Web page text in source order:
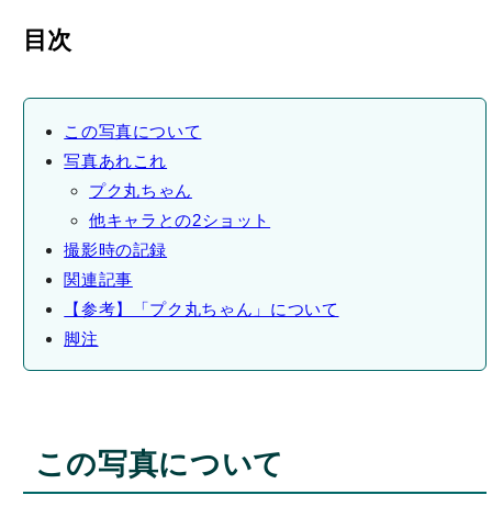
目次
この写真について
写真あれこれ
プク丸ちゃん
他キャラとの2ショット
撮影時の記録
関連記事
【参考】「プク丸ちゃん」について
脚注
この写真について